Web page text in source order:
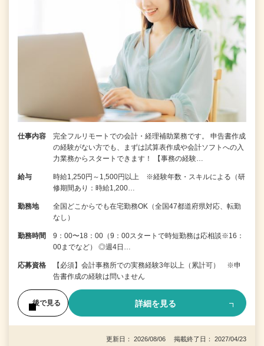
仕事内容
完全フルリモートでの会計・経理補助業務です。 申告書作成
の経験がない⽅でも、まずは試算表作成や会計ソフトへの⼊
⼒業務からスタートできます！ 【事務の経験…
給与
時給1,250円～1,500円以上 ※経験年数・スキルによる（研
修期間あり：時給1,200…
勤務地
全国どこからでも在宅勤務OK（全国47都道府県対応、転勤
なし）
勤務時間
9：00〜18：00（9：00スタートで時短勤務は応相談※16：
00までなど） ◎週4日…
応募資格
【必須】会計事務所での実務経験3年以上（累計可） ※申
告書作成の経験は問いません
後で見る 詳細を見る
更新日： 2026/08/06 掲載終了日： 2027/04/23